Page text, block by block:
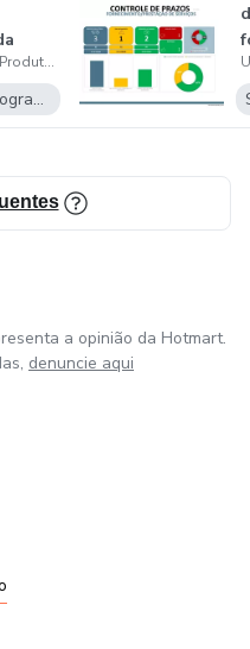
UsePlanilhas | Produtos Digitais
Software, Programas para baixar
a opinião da Hotmart.
denuncie aqui